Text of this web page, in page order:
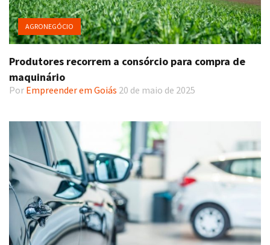
AGRONEGÓCIO
Produtores recorrem a consórcio para compra de
maquinário
Por Empreender em Goiás 20 de maio de 2025